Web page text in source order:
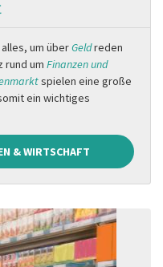
um überGeldreden
rund um Finanzen und
spielen eine große
ein wichtiges
& WIRTSCHAFT